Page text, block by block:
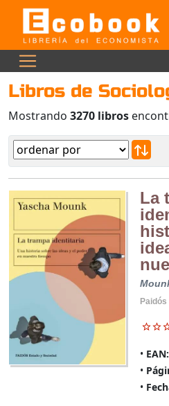
Libros de
Mostrando 3270 libros
La
Paidós
EAN: